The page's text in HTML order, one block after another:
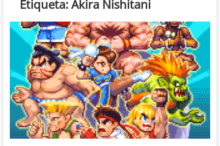
Etiqueta:Akira Nishitani